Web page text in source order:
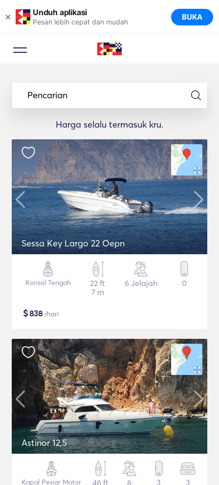
× Unduh aplikasi
Pesan lebih cepat dan mudah BUKA
Pencarian
Harga selalu termasuk kru.
Sessa Key Largo 22 Oepn
Konsol Tengah
22 ft
7 m
6 Jelajah 0
$838 /hari
Astinor 12,5
Kapal Pesiar Motor
46 ft
6 3 3